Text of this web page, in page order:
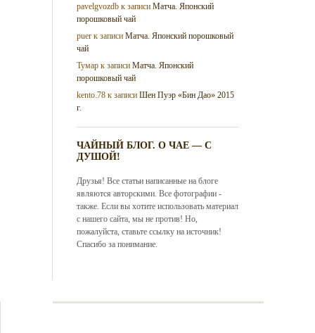
pavelgvozdb к записиМатча. Японский
порошковый чай
puer к записиМатча. Японский порошковый
чай
Тумар к записиМатча. Японский
порошковый чай
kento.78 к записиШен Пуэр «Бин Дао» 2015
г.
ЧАЙНЫЙ БЛОГ. О ЧАЕ — С
ДУШОЙ!
Друзья! Все статьи написанные на блоге
являются авторскими. Все фотографии -
также. Если вы хотите использовать материал
с нашего сайта, мы не против! Но,
пожалуйста, ставьте ссылку на источник!
Спасибо за понимание.